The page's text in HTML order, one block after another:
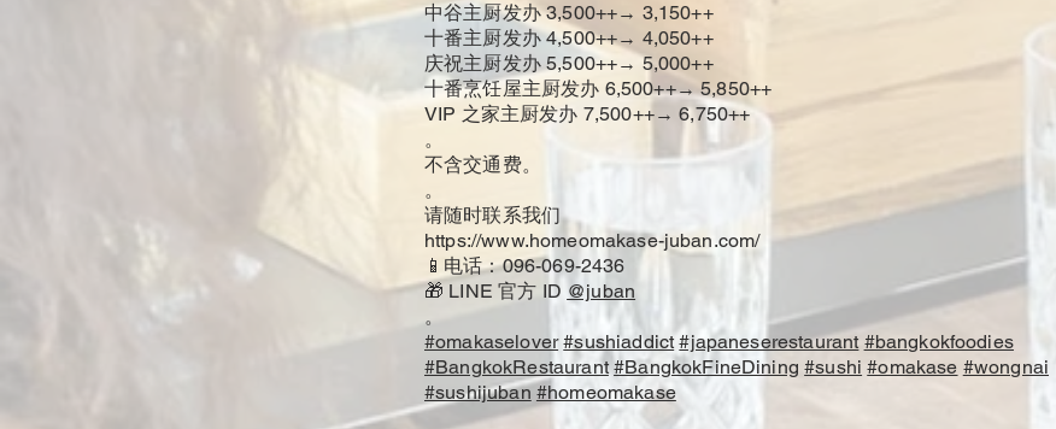
中谷主厨发办 3,500++→ 3,150++
十番主厨发办 4,500++→ 4,050++
庆祝主厨发办 5,500++→ 5,000++
十番烹饪屋主厨发办 6,500++→ 5,850++
VIP 之家主厨发办 7,500++→ 6,750++
。
不含交通费。
。
请随时联系我们
https://www.homeomakase-juban.com/
📱电话：096-069-2436
🎁 LINE 官方 ID @juban
。
#omakaselover #sushiaddict #japaneserestaurant #bangkokfoodies
#BangkokRestaurant #BangkokFineDining #sushi #omakase #wongnai
#sushijuban #homeomakase